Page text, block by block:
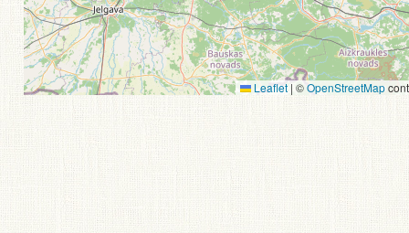
Leaflet | ©OpenStreetMap